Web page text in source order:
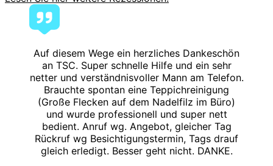
Auf diesem Wege ein herzliches Dankeschön
an TSC. Super schnelle Hilfe und ein sehr
netter und verständnisvoller Mann am Telefon.
Brauchte spontan eine Teppichreinigung
(Große Flecken auf dem Nadelfilz im Büro)
und wurde professionell und super nett
bedient. Anruf wg. Angebot, gleicher Tag
Rückruf wg Besichtigungstermin, Tags drauf
gleich erledigt. Besser geht nicht. DANKE.